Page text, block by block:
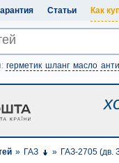
Статьи Как
герметик шланг масло
» ГАЗ » ГАЗ-2705 (дв.